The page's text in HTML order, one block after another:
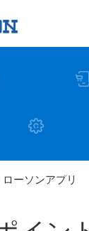
ローソンアプリ